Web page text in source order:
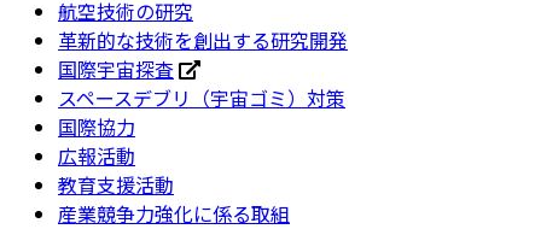
航空技術の研究
革新的な技術を創出する研究開発
国際宇宙探査
スペースデブリ（宇宙ゴミ）対策
国際協力
広報活動
教育支援活動
産業競争力強化に係る取組